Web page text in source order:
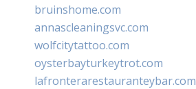
bruinshome.com
annascleaningsvc.com
wolfcitytattoo.com
oysterbayturkeytrot.com
lafronterarestauranteybar.com